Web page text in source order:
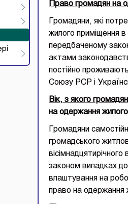
Право громадян на
Громадяни, які
жилого приміщення
передбаченому
актами
постійно
Союзу РСР і
Вік, з якого
на одержання
Громадяни
громадського
законом випадках до
влаштування на
право на одержання